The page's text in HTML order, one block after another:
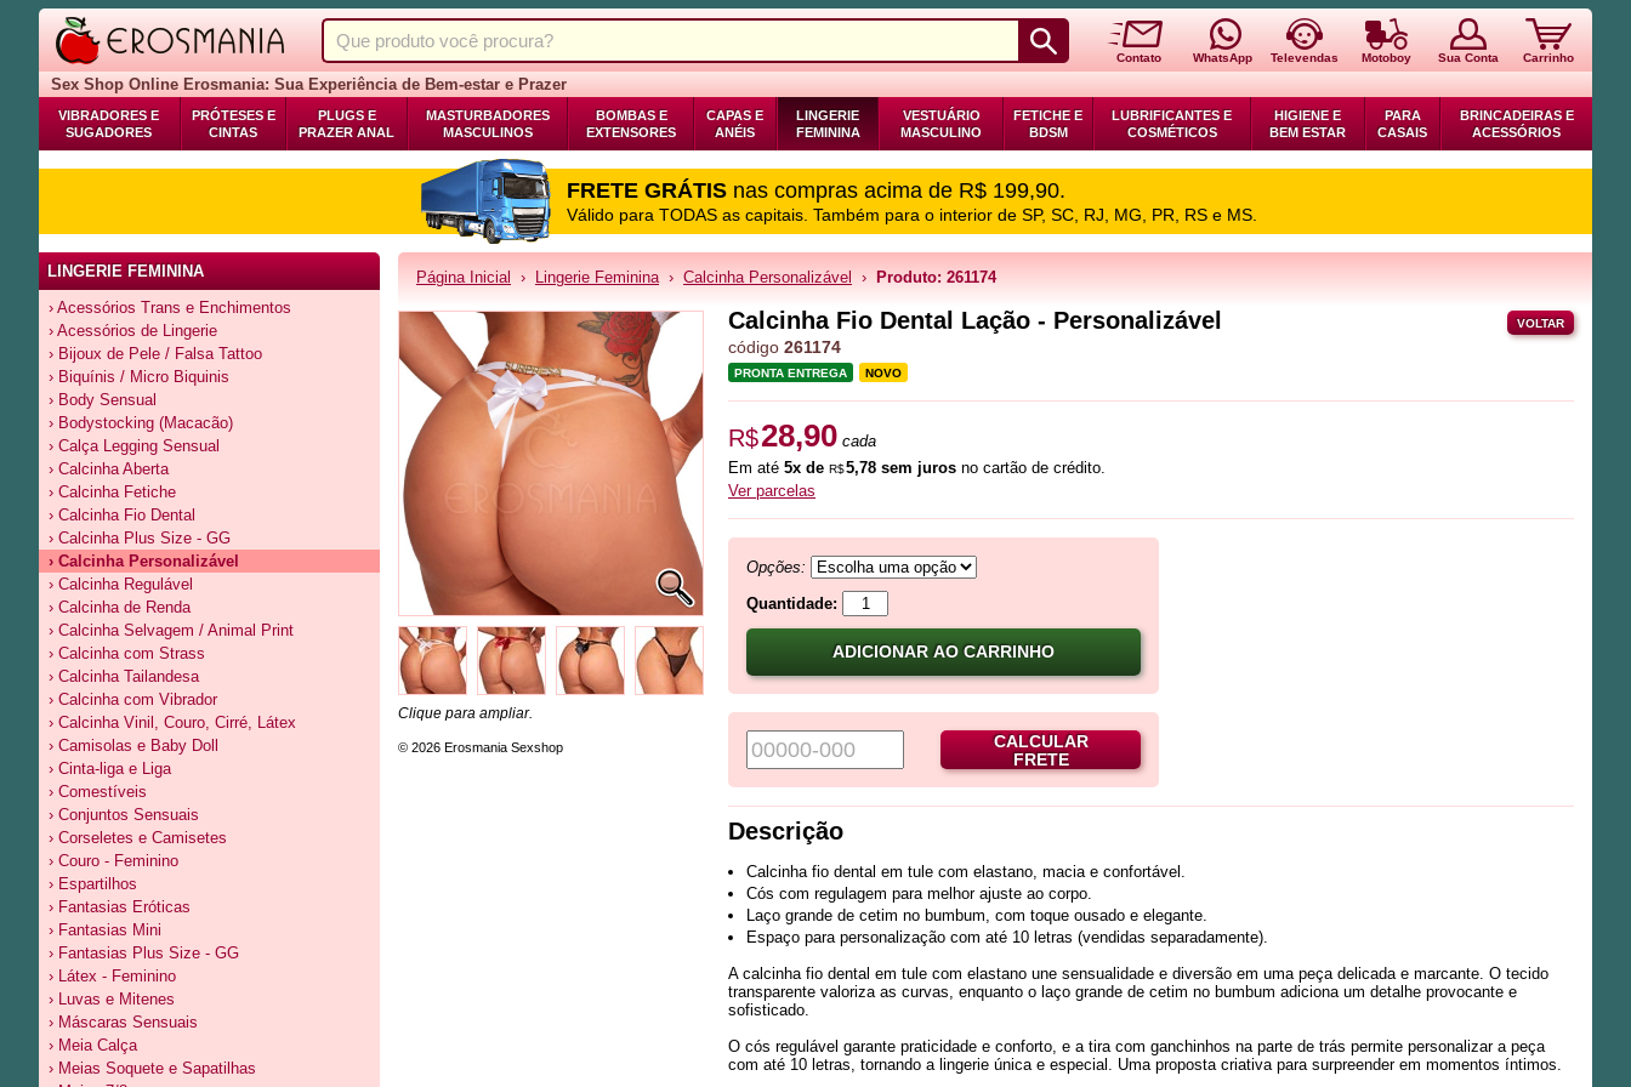
Contato WhatsApp Televendas Motoboy Sua Conta Carrinho
Sex Shop Online Erosmania: Sua Experiência de Bem-estar e Prazer
VIBRADORES E
SUGADORES
PRÓTESES E
CINTAS
PLUGS E
PRAZER ANAL
MASTURBADORES
MASCULINOS
BOMBAS E
EXTENSORES
CAPAS E
ANÉIS
LINGERIE
FEMININA
VESTUÁRIO
MASCULINO
FETICHE E
BDSM
LUBRIFICANTES E
COSMÉTICOS
HIGIENE E
BEM ESTAR
PARA
CASAIS
BRINCADEIRAS E
ACESSÓRIOS
FRETE GRÁTIS nas compras acima de R$ 199,90.
Válido para TODAS as capitais. Também para o interior de SP, SC, RJ, MG, PR, RS e MS.
LINGERIE FEMININA
› Acessórios Trans e Enchimentos
› Acessórios de Lingerie
› Bijoux de Pele / Falsa Tattoo
› Biquínis / Micro Biquinis
› Body Sensual
› Bodystocking (Macacão)
› Calça Legging Sensual
› Calcinha Aberta
› Calcinha Fetiche
› Calcinha Fio Dental
› Calcinha Plus Size - GG
› Calcinha Personalizável
› Calcinha Regulável
› Calcinha de Renda
› Calcinha Selvagem / Animal Print
› Calcinha com Strass
› Calcinha Tailandesa
› Calcinha com Vibrador
› Calcinha Vinil, Couro, Cirré, Látex
› Camisolas e Baby Doll
› Cinta-liga e Liga
› Comestíveis
› Conjuntos Sensuais
› Corseletes e Camisetes
› Couro - Feminino
› Espartilhos
› Fantasias Eróticas
› Fantasias Mini
› Fantasias Plus Size - GG
› Látex - Feminino
› Luvas e Mitenes
› Máscaras Sensuais
› Meia Calça
› Meias Soquete e Sapatilhas
Página Inicial › Lingerie Feminina› Calcinha Personalizável › Produto: 261174
Clique para ampliar.
© 2026 Erosmania Sexshop
Calcinha Fio Dental Lação - Personalizável VOLTAR
código 261174
PRONTA ENTREGA NOVO
R$28,90 cada
Em até 5x de R$5,78 sem jurosno cartão de crédito.
Ver parcelas
Opções:
Quantidade:
ADICIONAR AO CARRINHO
CALCULAR
FRETE
Descrição
Calcinha fio dental em tule com elastano, macia e confortável.
Cós com regulagem para melhor ajuste ao corpo.
Laço grande de cetim no bumbum, com toque ousado e elegante.
Espaço para personalização com até 10 letras (vendidas separadamente).
A calcinha fio dental em tule com elastano une sensualidade e diversão em uma peça delicada e marcante. O tecido
transparente valoriza as curvas, enquanto o laço grande de cetim no bumbum adiciona um detalhe provocante e
sofisticado.
O cós regulável garante praticidade e conforto, e a tira com ganchinhos na parte de trás permite personalizar a peça
com até 10 letras, tornando a lingerie única e especial. Uma proposta criativa para surpreender em momentos íntimos.